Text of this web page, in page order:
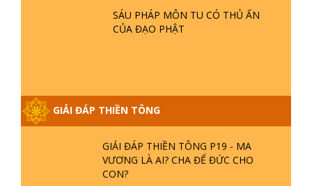
SÁU PHÁP MÔN TU CÓ THỦ ẤN
CỦA ĐẠO PHẬT
GIẢI ĐÁP THIỀN TÔNG
GIẢI ĐÁP VỀ LỄ TIỄN THIỀN TÔNG SƯ
NGỌC LÂM VỀ PHẬT GIỚI
PHIỀN NÃO DO ĐÂU MÀ CÓ?
GIẢI ĐÁP THIỀN TÔNG P19 - MA
VƯƠNG LÀ AI? CHA ĐỂ ĐỨC CHO
CON?